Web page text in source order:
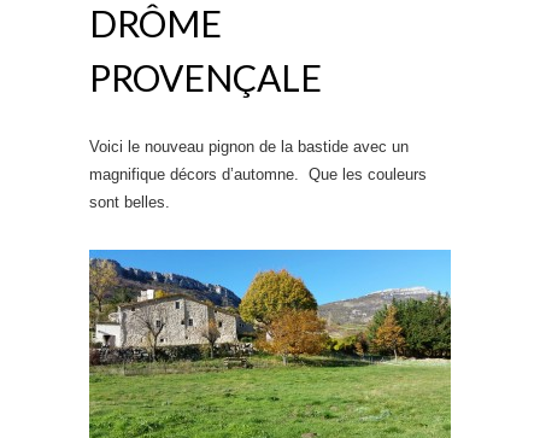
DRÔME
PROVENÇALE
Voici le nouveau pignon de la bastide avec un
magnifique décors d’automne. Que les couleurs
sont belles.